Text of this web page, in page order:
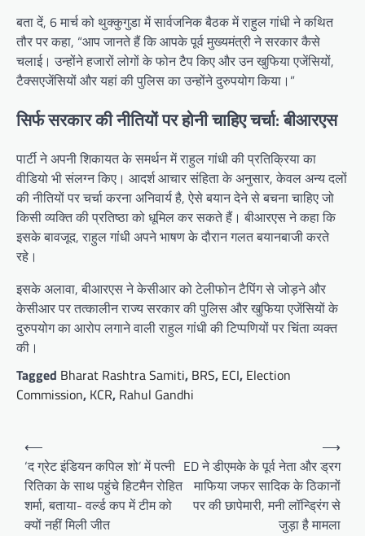
बता दें, 6 मार्च को थुक्कुगुडा में सार्वजनिक बैठक में राहुल गांधी ने कथित
तौर पर कहा, “आप जानते हैं कि आपके पूर्व मुख्यमंत्री ने सरकार कैसे
चलाई। उन्होंने हजारों लोगों के फोन टैप किए और उन खुफिया एजेंसियों,
टैक्सएजेंसियों और यहां की पुलिस का उन्होंने दुरुपयोग किया।”
सिर्फ सरकार की नीतियों पर होनी चाहिए चर्चा: बीआरएस
पार्टी ने अपनी शिकायत के समर्थन में राहुल गांधी की प्रतिक्रिया का
वीडियो भी संलग्न किए। आदर्श आचार संहिता के अनुसार, केवल अन्य दलों
की नीतियों पर चर्चा करना अनिवार्य है, ऐसे बयान देने से बचना चाहिए जो
किसी व्यक्ति की प्रतिष्ठा को धूमिल कर सकते हैं। बीआरएस ने कहा कि
इसके बावजूद, राहुल गांधी अपने भाषण के दौरान गलत बयानबाजी करते
रहे।
इसके अलावा, बीआरएस ने केसीआर को टेलीफोन टैपिंग से जोड़ने और
केसीआर पर तत्कालीन राज्य सरकार की पुलिस और खुफिया एजेंसियों के
दुरुपयोग का आरोप लगाने वाली राहुल गांधी की टिप्पणियों पर चिंता व्यक्त
की।
Tagged Bharat Rashtra Samiti, BRS, ECI, Election
Commission, KCR, Rahul Gandhi
Post
navigation
⟵
‘द ग्रेट इंडियन कपिल शो’ में पत्नी
रितिका के साथ पहुंचे हिटमैन रोहित
शर्मा, बताया- वर्ल्ड कप में टीम को
क्यों नहीं मिली जीत
ED ने डीएमके के पूर्व नेता और ड्रग
माफिया जफर सादिक के ठिकानों
पर की छापेमारी, मनी लॉन्ड्रिंग से
जुड़ा है मामला
⟶